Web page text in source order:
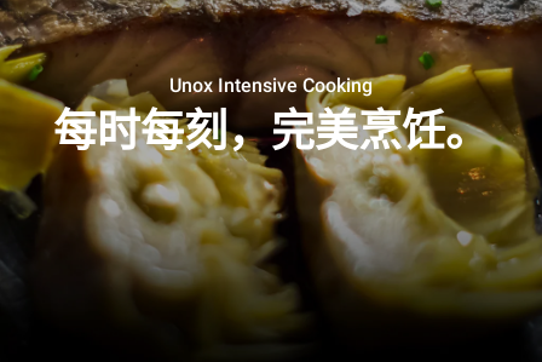
Unox Intensive Cooking
每时每刻，完美烹饪。